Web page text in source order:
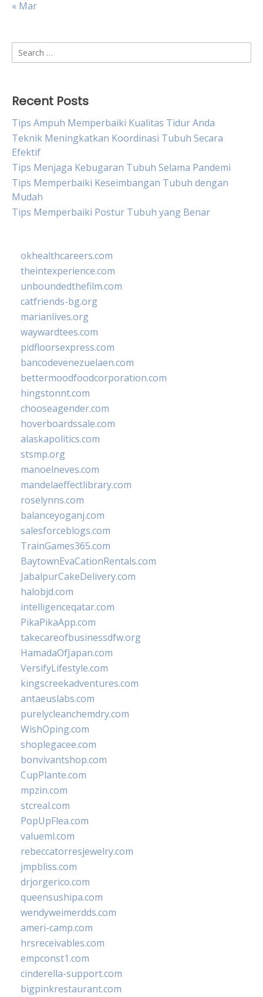
« Mar
Search
for:
Recent Posts
Tips Ampuh Memperbaiki Kualitas Tidur Anda
Teknik Meningkatkan Koordinasi Tubuh Secara
Efektif
Tips Menjaga Kebugaran Tubuh Selama Pandemi
Tips Memperbaiki Keseimbangan Tubuh dengan
Mudah
Tips Memperbaiki Postur Tubuh yang Benar
okhealthcareers.com
theintexperience.com
unboundedthefilm.com
catfriends-bg.org
marianlives.org
waywardtees.com
pidfloorsexpress.com
bancodevenezuelaen.com
bettermoodfoodcorporation.com
hingstonnt.com
chooseagender.com
hoverboardssale.com
alaskapolitics.com
stsmp.org
manoelneves.com
mandelaeffectlibrary.com
roselynns.com
balanceyoganj.com
salesforceblogs.com
TrainGames365.com
BaytownEvaCationRentals.com
JabalpurCakeDelivery.com
halobjd.com
intelligenceqatar.com
PikaPikaApp.com
takecareofbusinessdfw.org
HamadaOfJapan.com
VersifyLifestyle.com
kingscreekadventures.com
antaeuslabs.com
purelycleanchemdry.com
WishOping.com
shoplegacee.com
bonvivantshop.com
CupPlante.com
mpzin.com
stcreal.com
PopUpFlea.com
valueml.com
rebeccatorresjewelry.com
jmpbliss.com
drjorgerico.com
queensushipa.com
wendyweimerdds.com
ameri-camp.com
hrsreceivables.com
empconst1.com
cinderella-support.com
bigpinkrestaurant.com